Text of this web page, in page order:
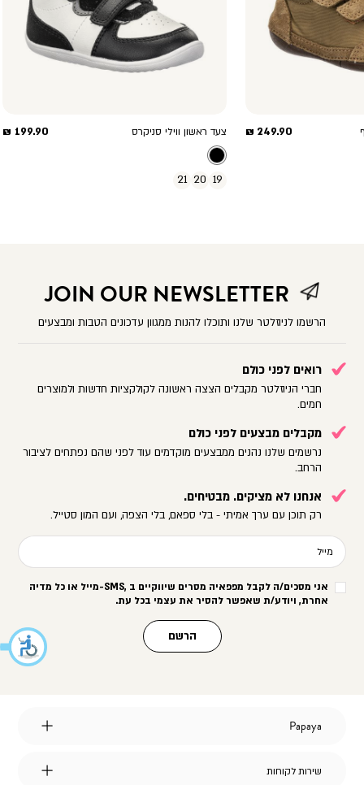
מחיר
249.90 ₪ צעד ראשון ווילי סניקרס
מחיר
199.90 ₪
19
20
21
JOIN OUR NEWSLETTER
הרשמו לניוזלטר שלנו ותוכלו להנות ממגוון עדכונים הטבות ומבצעים
רואים לפני כולם
חברי הניוזלטר מקבלים הצצה ראשונה לקולקציות חדשות ולמוצרים
חמים.
מקבלים מבצעים לפני כולם
נרשמים שלנו נהנים ממבצעים מוקדמים עוד לפני שהם נפתחים לציבור
הרחב.
אנחנו לא מציקים. מבטיחים.
רק תוכן עם ערך אמיתי - בלי ספאם, בלי הצפה, ועם המון סטייל.
מייל
אני מסכים/ה לקבל מפפאיה מסרים שיווקיים ב -SMS,מייל או כל מדיה
אחרת, ויודע/ת שאפשר להסיר את עצמי בכל עת.
הרשם
Papaya
Papaya
הצהרת נגישות
שירות
שירות לקוחות